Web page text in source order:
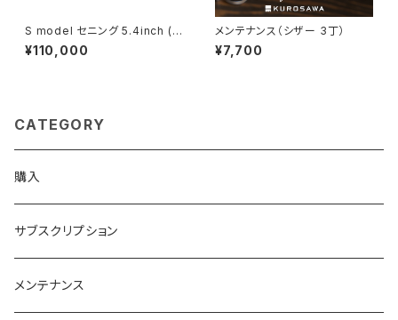
S model セニング 5.4inch (3
0%)
¥110,000
メンテナンス（シザー 3丁）
¥7,700
CATEGORY
購入
サブスクリプション
メンテナンス